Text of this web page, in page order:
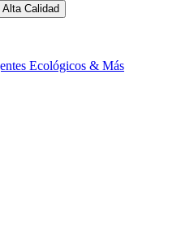
Ecológicos & Más